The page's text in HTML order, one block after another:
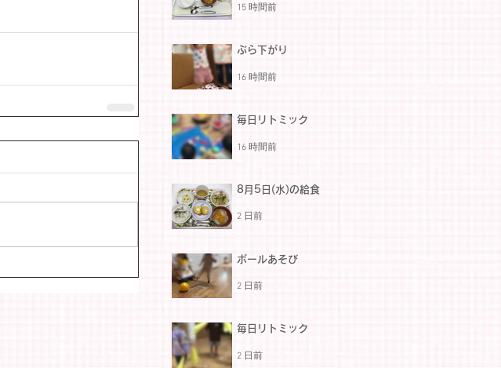
15 時間前
ぶら下がり
16 時間前
毎日リトミック
16 時間前
8月5日(水)の給食
2 日前
ボールあそび
2 日前
毎日リトミック
2 日前